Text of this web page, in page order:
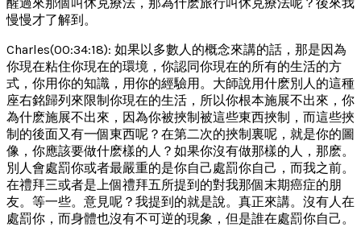
慢慢才了解到。
Charles(00:34:18): 如果以多數人的概念來講的話，那是因為
你現在粘住你現在的環境，你認同你現在的所有的生活的方
式，你用你的知識，用你的經驗用。大師說用什麽別人的這種
座右銘歸列來限制你現在的生活，所以你根本施展不出來，你
為什麽施展不出來，因為你被挾制被這些東西挾制，而這些挾
制的後面又有一個東西呢？在第二次的挾制裏呢，就是你的圖
像，你應該要做什麽樣的人？如果你沒有做那樣的人，那麽。
別人會處罰你或者最嚴重的是你自己處罰你自己，而我之前。
在禮拜三或者是上個禮拜五所提到的對我那個末期癌症的朋
友。等一些。意見呢？我提到的就是說。真正來講。沒有人在
處罰你，而身體也沒有不可逆的現象，但是誰在處罰你自己。